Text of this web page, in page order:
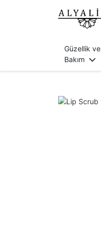
Güzellik ve
Bakım